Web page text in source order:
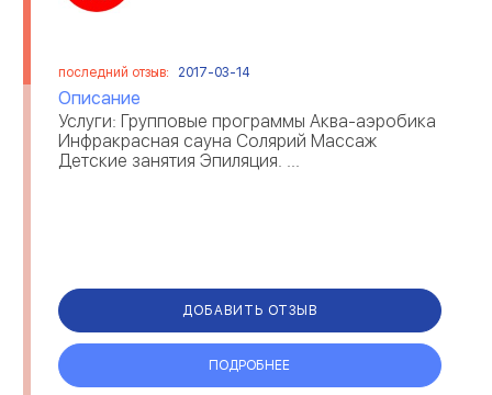
последний отзыв: 2017-03-14
Описание
Услуги: Групповые программы Аква-аэробика
Инфракрасная сауна Солярий Массаж
Детские занятия Эпиляция. ...
ДОБАВИТЬ ОТЗЫВ
ПОДРОБНЕЕ